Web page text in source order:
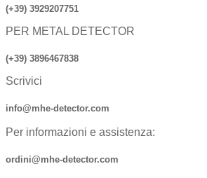
(+39) 3929207751
PER METAL DETECTOR
(+39) 3896467838
Scrivici
info@mhe-detector.com
Per informazioni e assistenza:
ordini@mhe-detector.com